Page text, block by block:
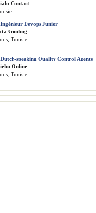
Contact
Ingénieur Devops Junior
Guiding
Tunisie
Dutch-speaking Quality Control Agents
Online
Tunisie